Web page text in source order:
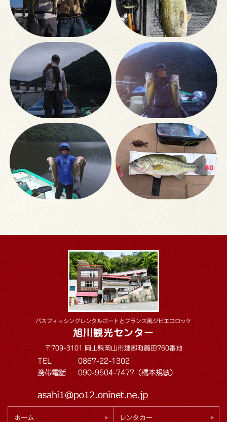
バスフィッシングレンタルボートとフランス風ジビエコロッケ
旭川観光センター
〒709-3101 岡山県岡山市建部町鶴田760番地
TEL
0867-22-1302
携帯電話
090-9504-7477（橋本規敏）
ホーム レンタカー